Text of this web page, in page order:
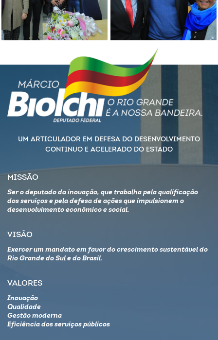
UM ARTICULADOR EM DEFESA DO DESENVOLVIMENTO
CONTINUO E ACELERADO DO ESTADO
MISSÃO
Ser o deputado da inovação, que trabalha pela qualificação
dos serviços e pela defesa de ações que impulsionem o
desenvolvimento econômico e social.
VISÃO
Exercer um mandato em favor do crescimento sustentável do
Rio Grande do Sul e do Brasil.
VALORES
Inovação
Qualidade
Gestão moderna
Eficiência dos serviços públicos